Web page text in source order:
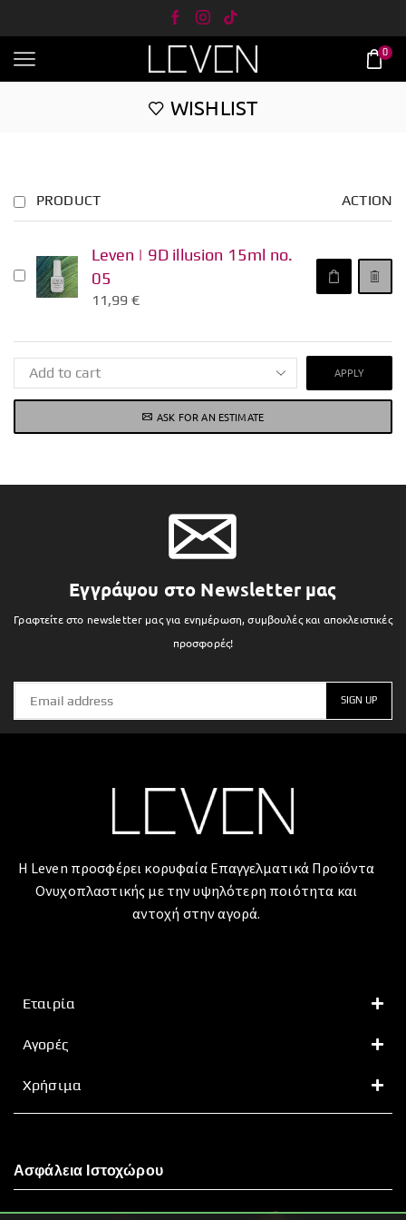
0
WISHLIST
PRODUCT ACTION
Leven | 9D illusion 15ml no.
05
11,99€
APPLY
ASK FOR AN ESTIMATE
Εγγράψου στο Newsletter μας
Γραφτείτε στο newsletter μας για ενημέρωση, συμβουλές και αποκλειστικές
προσφορές!
Η Leven προσφέρει κορυφαία Επαγγελματικά Προϊόντα
Ονυχοπλαστικής με την υψηλότερη ποιότητα και
αντοχή στην αγορά.
Εταιρία
Αγορές
Χρήσιμα
Ασφάλεια Ιστοχώρου